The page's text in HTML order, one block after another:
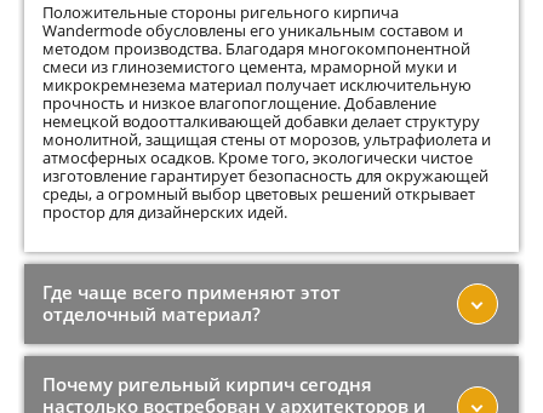
Положительные стороны ригельного кирпича
Wandermode обусловлены его уникальным составом и
методом производства. Благодаря многокомпонентной
смеси из глиноземистого цемента, мраморной муки и
микрокремнезема материал получает исключительную
прочность и низкое влагопоглощение. Добавление
немецкой водоотталкивающей добавки делает структуру
монолитной, защищая стены от морозов, ультрафиолета и
атмосферных осадков. Кроме того, экологически чистое
изготовление гарантирует безопасность для окружающей
среды, а огромный выбор цветовых решений открывает
простор для дизайнерских идей.
Где чаще всего применяют этот
отделочный материал?
Почему ригельный кирпич сегодня
настолько востребован у архитекторов и